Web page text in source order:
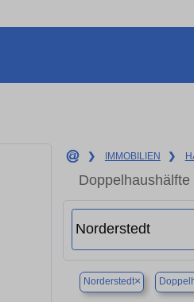
❯ IMMOBILIEN ❯
Norderstedt×